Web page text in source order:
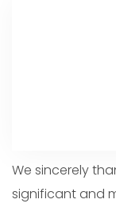
We sincerely
significant and